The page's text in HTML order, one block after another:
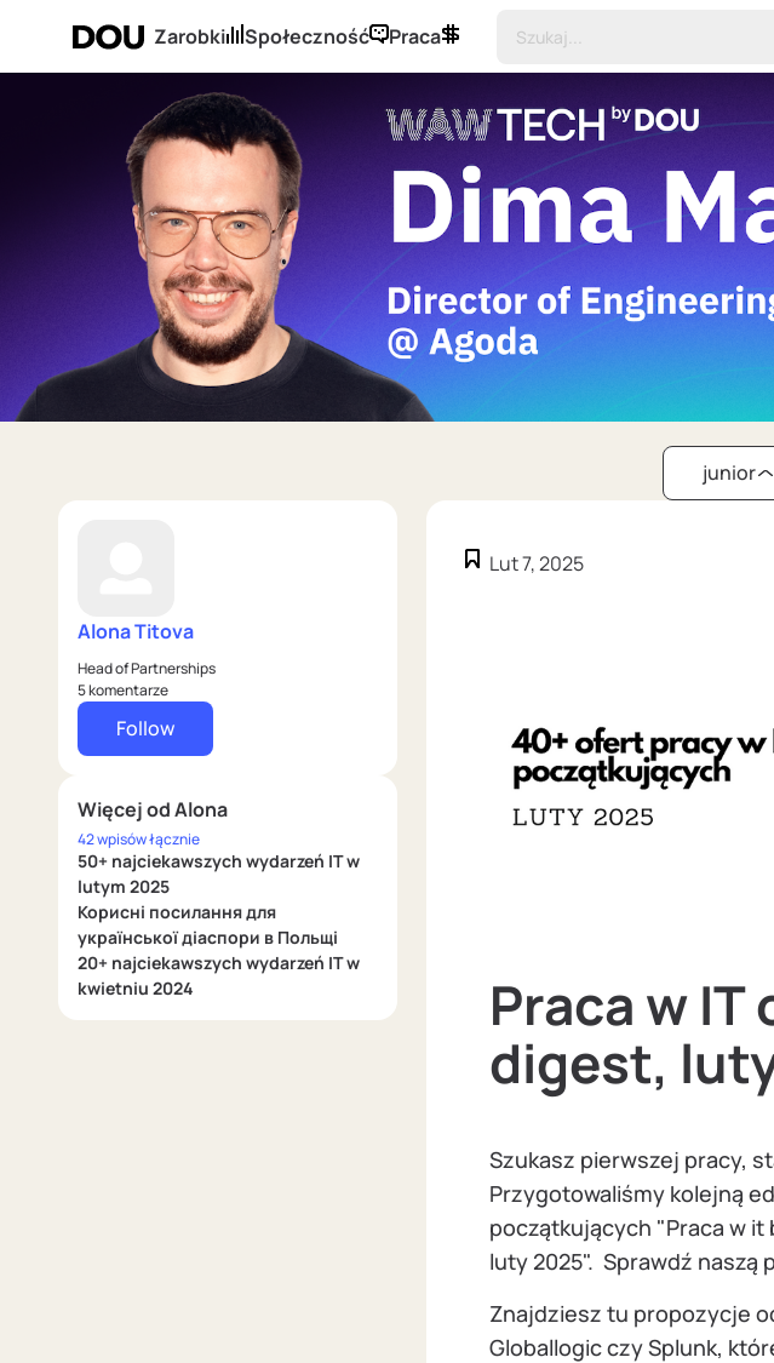
Zarobki Społeczność Praca
junior
Alona Titova
Head of Partnerships
5 komentarze
Follow
Więcej od Alona
42 wpisów łącznie
50+ najciekawszych wydarzeń IT w
lutym 2025
Корисні посилання для
української діаспори в Польщі
20+ najciekawszych wydarzeń IT w
kwietniu 2024
Lut 7, 2025
Praca w IT
digest,
Szukasz pierwszej pracy,
Przygotowaliśmy kolejną
początkujących "Praca w
luty 2025". Sprawdź naszą
Znajdziesz tu propozycje
Globallogic czy Splunk,